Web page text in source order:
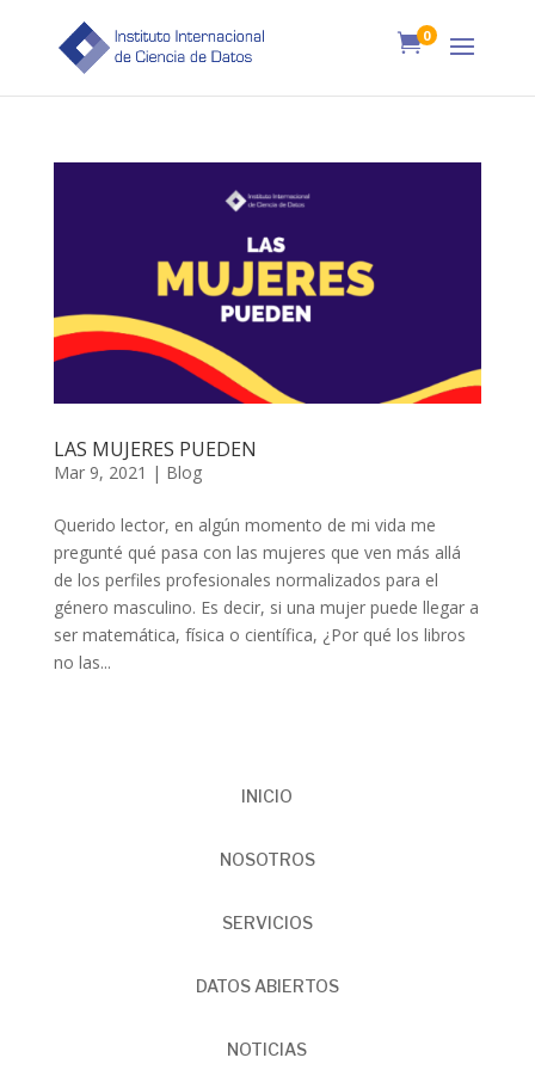
0
LAS MUJERES PUEDEN
Mar 9, 2021 | Blog
Querido lector, en algún momento de mi vida me
pregunté qué pasa con las mujeres que ven más allá
de los perfiles profesionales normalizados para el
género masculino. Es decir, si una mujer puede llegar a
ser matemática, física o científica, ¿Por qué los libros
no las...
INICIO
NOSOTROS
SERVICIOS
DATOS ABIERTOS
NOTICIAS